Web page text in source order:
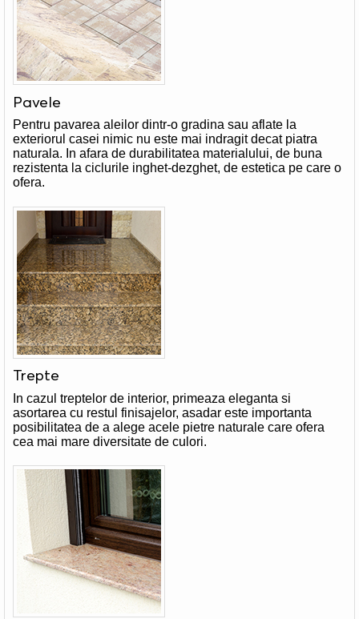
Pavele
Pentru pavarea aleilor dintr-o gradina sau aflate la
exteriorul casei nimic nu este mai indragit decat piatra
naturala. In afara de durabilitatea materialului, de buna
rezistenta la ciclurile inghet-dezghet, de estetica pe care o
ofera.
Trepte
In cazul treptelor de interior, primeaza eleganta si
asortarea cu restul finisajelor, asadar este importanta
posibilitatea de a alege acele pietre naturale care ofera
cea mai mare diversitate de culori.